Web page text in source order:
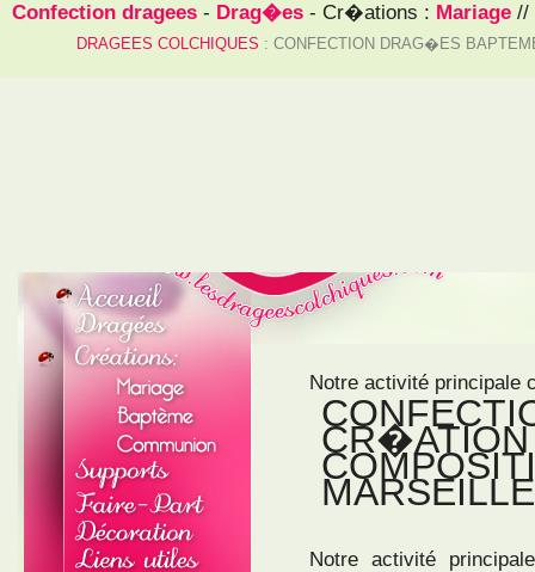
Confection dragees - Drag�es - Cr�ations : Mariage //
DRAGEES COLCHIQUES : CONFECTION DRAG�ES
Notre activité principale
CR�ATION
MARSEILLE
Notre activité